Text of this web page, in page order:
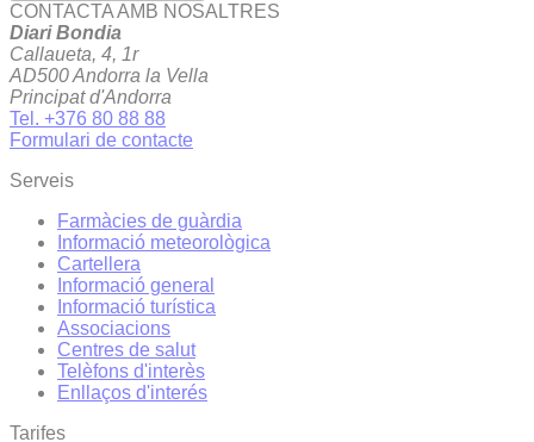
CONTACTA AMB NOSALTRES
Diari Bondia
Callaueta, 4, 1r
AD500 Andorra la Vella
Principat d'Andorra
Tel. +376 80 88 88
Formulari de contacte
Serveis
Farmàcies de guàrdia
Informació meteorològica
Cartellera
Informació general
Informació turística
Associacions
Centres de salut
Telèfons d'interès
Enllaços d'interés
Tarifes